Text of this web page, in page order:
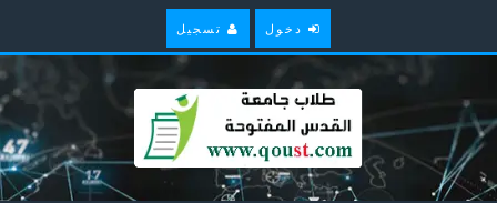
دخول تسجيل